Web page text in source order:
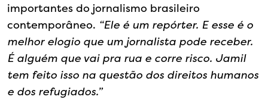
importantes do jornalismo brasileiro
contemporâneo. “Ele é um repórter. E esse é o
melhor elogio que um jornalista pode receber.
É alguém que vai pra rua e corre risco. Jamil
tem feito isso na questão dos direitos humanos
e dos refugiados.”